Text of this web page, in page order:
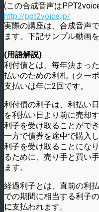
(この合成音声は
http://ppt2voice.jp/
実際の講座は、合成音声
ます。下記サンプル動画
(用語解説)
利付債とは、毎年決まっ
払いのための利札（クー
支払いは年に2回です。
利付債の利子は、利払い
を利払い日より前に売却
利子を受け取ることがで
一方で債券を途中で購入
利子を受け取ることにな
るために、売り手と買い
ます。
経過利子とは、直前の利
での期間に相当する利子
に支払われます。